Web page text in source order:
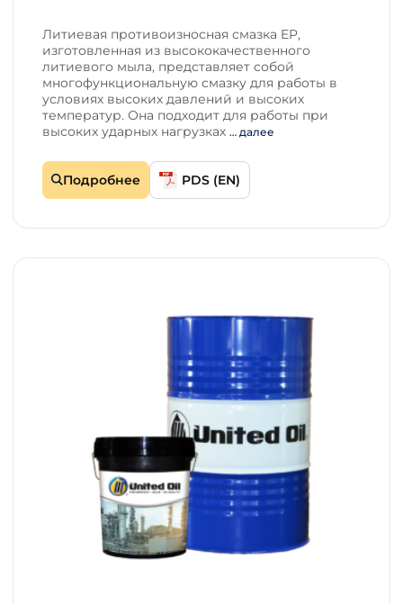
Литиевая противоизносная смазка EP,
изготовленная из высококачественного
литиевого мыла, представляет собой
многофункциональную смазку для работы в
условиях высоких давлений и высоких
температур. Она подходит для работы при
высоких ударных нагрузках… далее
Подробнее PDS (EN)